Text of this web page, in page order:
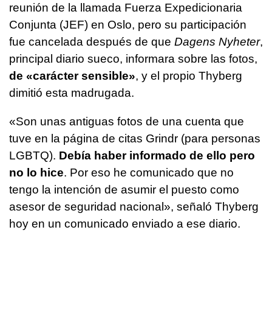
reunión de la llamada Fuerza Expedicionaria
Conjunta (JEF) en Oslo, pero su participación
fue cancelada después de que Dagens Nyheter,
principal diario sueco, informara sobre las fotos,
de «carácter sensible», y el propio Thyberg
dimitió esta madrugada.
«Son unas antiguas fotos de una cuenta que
tuve en la página de citas Grindr (para personas
LGBTQ). Debía haber informado de ello pero
no lo hice. Por eso he comunicado que no
tengo la intención de asumir el puesto como
asesor de seguridad nacional», señaló Thyberg
hoy en un comunicado enviado a ese diario.